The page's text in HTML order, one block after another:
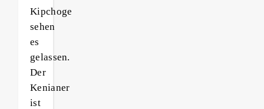
Kipchoge
sehen
es
gelassen.
Der
Kenianer
ist